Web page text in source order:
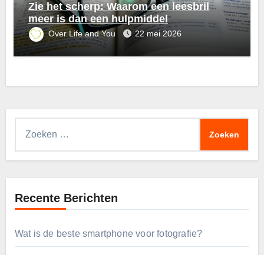
Zie het scherp: Waarom een leesbril
meer is dan een hulpmiddel
Over Life and You 22 mei 2026
Recente Berichten
Wat is de beste smartphone voor fotografie?